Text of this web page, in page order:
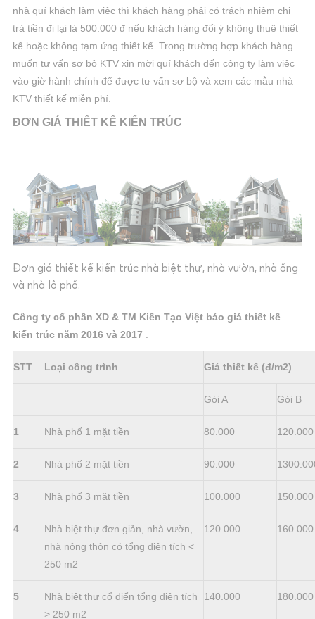
nhà quí khách làm việc thì khách hàng phải có trách nhiệm chi
trả tiền đi lại là 500.000 đ nếu khách hàng đổi ý không thuê thiết
kế hoặc không tạm ứng thiết kế. Trong trường hợp khách hàng
muốn tư vấn sơ bộ KTV xin mời quí khách đến công ty làm việc
vào giờ hành chính để được tư vấn sơ bộ và xem các mẫu nhà
KTV thiết kế miễn phí.
ĐƠN GIÁ THIẾT KẾ KIẾN TRÚC
Đơn giá thiết kế kiến trúc nhà biệt thự, nhà vườn, nhà ống
và nhà lô phố.
Công ty cổ phần XD & TM Kiến Tạo Việt báo giá thiết kế
kiến trúc năm 2016 và 2017
STT Loại công trình Giá thiết kế (đ/m2)
Gói A Gói B
1 Nhà phố 1 mặt tiền 80.000 120.000
2 Nhà phố 2 mặt tiền 90.000
3 Nhà phố 3 mặt tiền 100.000 150.000
4
Nhà biệt thự đơn giản, nhà vườn,
nhà nông thôn có tổng diện tích <
250 m2
120.000 160.000
5
Nhà biệt thự cổ điển tổng diện tích
> 250 m2
140.000 180.000